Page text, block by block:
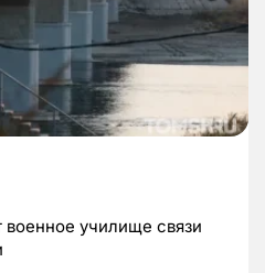
военное училище связи